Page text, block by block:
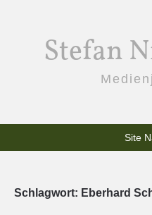
Stefan
Site
Schlagwort: Eberhard